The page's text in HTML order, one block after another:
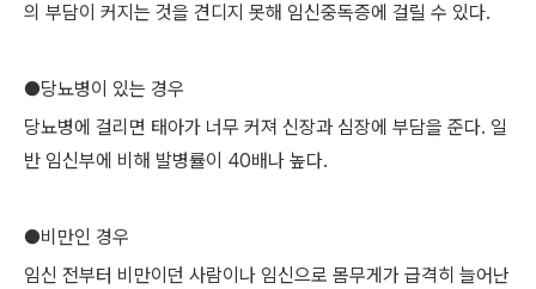
의 부담이 커지는 것을 견디지 못해 임신중독증에 걸릴 수 있다.
●당뇨병이 있는 경우
당뇨병에 걸리면 태아가 너무 커져 신장과 심장에 부담을 준다. 일
반 임신부에 비해 발병률이 40배나 높다.
●비만인 경우
임신 전부터 비만이던 사람이나 임신으로 몸무게가 급격히 늘어난